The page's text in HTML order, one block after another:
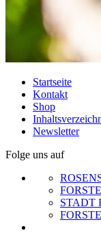
Startseite
Kontakt
Shop
Newsletter
Folge uns auf
STADT